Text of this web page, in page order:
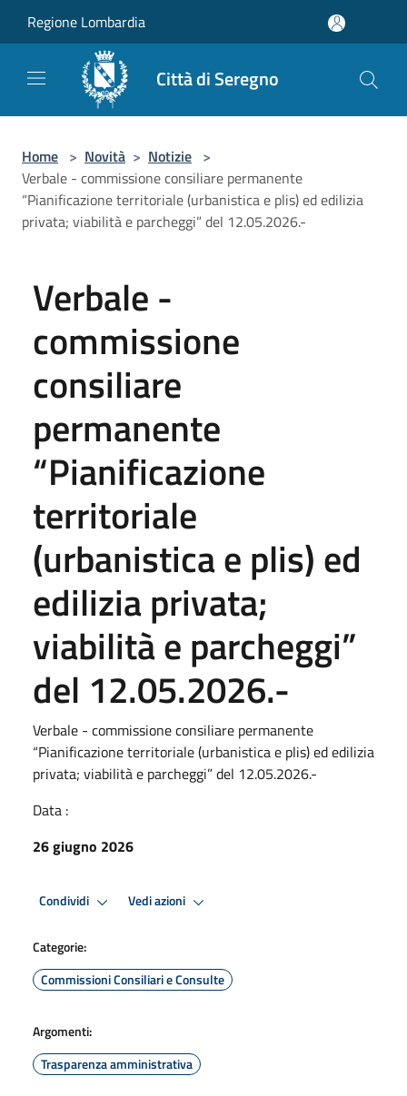
Regione Lombardia
Città di Seregno
Home > Novità > Notizie >
Verbale - commissione consiliare permanente
“Pianificazione territoriale (urbanistica e plis) ed edilizia
privata; viabilità e parcheggi” del 12.05.2026.-
Verbale -
commissione
consiliare
permanente
“Pianificazione
territoriale
(urbanistica e plis) ed
edilizia privata;
viabilità e parcheggi”
del 12.05.2026.-
Verbale - commissione consiliare permanente
“Pianificazione territoriale (urbanistica e plis) ed edilizia
privata; viabilità e parcheggi” del 12.05.2026.-
Data :
26 giugno 2026
Condividi Vedi azioni
Categorie:
Commissioni Consiliari e Consulte
Argomenti:
Trasparenza amministrativa